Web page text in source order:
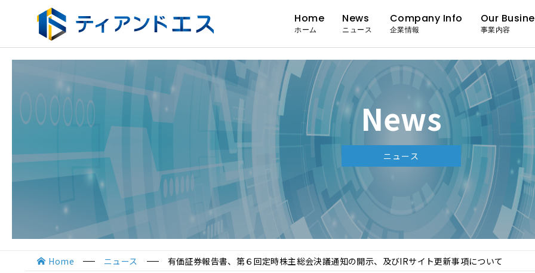
Home
ホーム
News
ニュース
Company Info
企業情報
Our
事業内容
News
ニュース
Home ニュース 有価証券報告書、第６回定時株主総会決議通知の開示、及びIRサイト更新事項について